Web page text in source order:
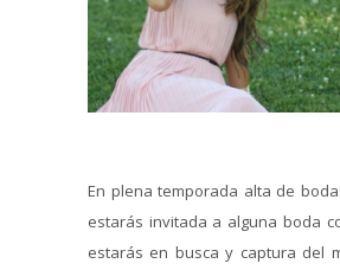
En plena temporada alta de
estarás invitada a alguna boda
estarás en busca y captura del